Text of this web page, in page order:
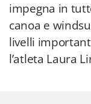
impegna in
canoa e
livelli
l’atleta Laura